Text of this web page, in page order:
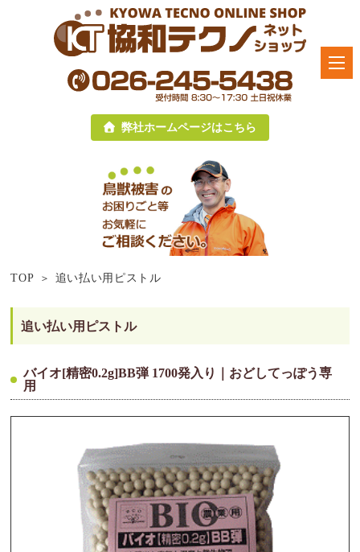
弊社ホームページはこちら
TOP 追い払い用ピストル
追い払い用ピストル
バイオ[精密0.2g]BB弾 1700発入り｜おどしてっぽう専
用